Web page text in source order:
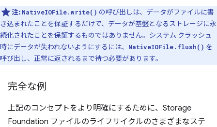
注: NativeIOFile.write() の呼び出しは、データがファイルに書
き込まれたことを保証するだけで、データが基盤となるストレージに永
続化されたことを保証するものではありません。システム クラッシュ
時にデータが失われないようにするには、
NativeIOFile.flush() を
呼び出し、正常に返されるまで待つ必要があります。
完全な例
上記のコンセプトをより明確にするために、Storage
Foundation ファイルのライフサイクルのさまざまなステ